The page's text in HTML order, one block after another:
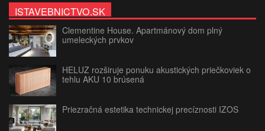
ISTAVEBNICTVO.SK
Clementine House. Apartmánový dom plný
umeleckých prvkov
HELUZ rozširuje ponuku akustických priečkoviek o
tehlu AKU 10 brúsená
Priezračná estetika technickej precíznosti IZOS